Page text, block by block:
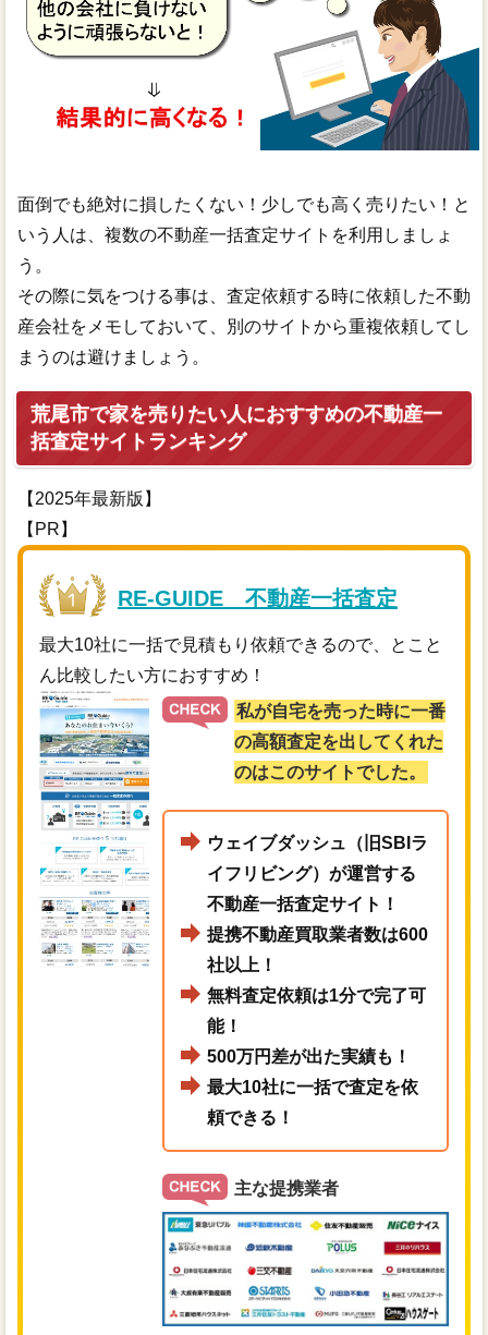
面倒でも絶対に損したくない！少しでも高く売りたい！と
いう人は、複数の不動産一括査定サイトを利用しましょ
う。
その際に気をつける事は、査定依頼する時に依頼した不動
産会社をメモしておいて、別のサイトから重複依頼してし
まうのは避けましょう。
荒尾市で家を売りたい人におすすめの不動産一
括査定サイトランキング
【2025年最新版】
【PR】
RE-GUIDE 不動産一括査定
最大10社に一括で見積もり依頼できるので、とこと
ん比較したい方におすすめ！
私が自宅を売った時に一番
の高額査定を出してくれた
のはこのサイトでした。
ウェイブダッシュ（旧SBIラ
イフリビング）が運営する
不動産一括査定サイト！
提携不動産買取業者数は600
社以上！
無料査定依頼は1分で完了可
能！
500万円差が出た実績も！
最大10社に一括で査定を依
頼できる！
主な提携業者